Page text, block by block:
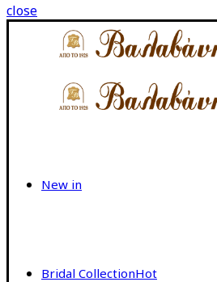
close
New in
Bridal CollectionHot